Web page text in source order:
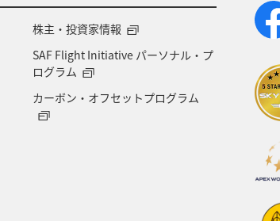
株主・投資家情報
SAF Flight Initiative パーソナル・プ
ログラム
カーボン・オフセットプログラム